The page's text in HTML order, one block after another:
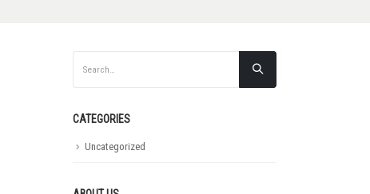
CATEGORIES
Uncategorized